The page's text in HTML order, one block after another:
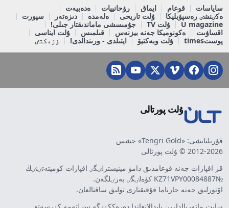
ساياسات قوعام ايماق رۋحانييات
ەدەبيەت
ەكٸنشٸ رەسپۋبليكا
ۇلت تاريحى ەلەمدە دىزەتەر
سپورت
U magazine
ۇلت TV
جۇمىسشى ماماندىقتار جىلى!
اقساۋىت
ەكونوميكا جەنە بيزنەس قىلمىس
ۇلت ايناسى
پوستtimes
ۇلت وبەكتيۆ ايتىلدى - ورىندالدى! ٶزەكتٸ
ۇلت پورتالى
قۇرىلتايشى: «Tengri Gold» جشس
2012-2026 © ۇلت پورتالى
قر اقپارات جەنە قوعامدىق دامۋ مينيسترلٸگٸ اقپارات كوميتەتٸنٸڭ
№KZ71VPY00084887 كۋەلٸگٸ بەرٸلگەن.
اۆتورلىق جەنە جارناما قۇقىقتارى تولىق ساقتالعان.